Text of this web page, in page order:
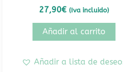
27,90€ (Iva incluido)
Añadir al carrito
Añadir a lista de